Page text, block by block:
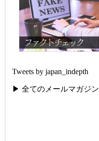
Tweets by japan_indepth
▶ 全てのメールマガジン